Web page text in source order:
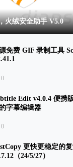
火绒安全助手 V5.0
免费 GIF 录制工具
0
Edit v4.0.4 便携
字幕编辑器
0
更快更稳定的
（24/5/27）